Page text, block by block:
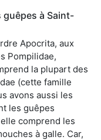
guêpes à Saint-
Apocrita, aux
Pompilidae,
la plupart des
(cette famille
avons aussi les
les guêpes
comprend les
à galle. Car,